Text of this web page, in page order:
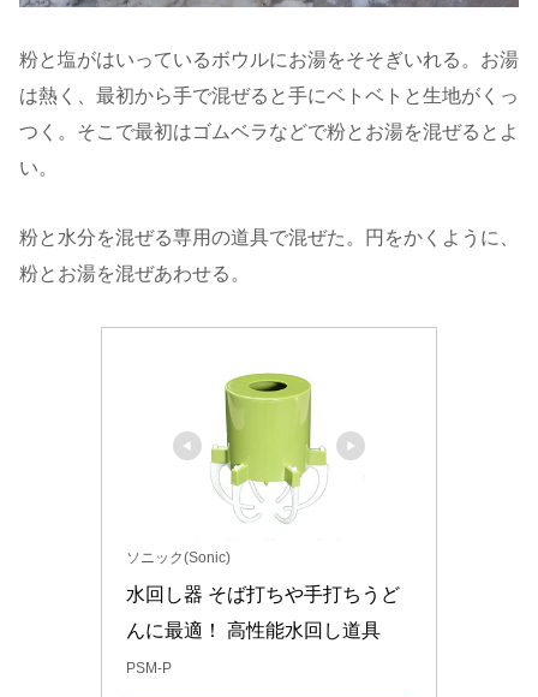
粉と塩がはいっているボウルにお湯をそそぎいれる。お湯
は熱く、最初から手で混ぜると手にベトベトと生地がくっ
つく。そこで最初はゴムベラなどで粉とお湯を混ぜるとよ
い。
粉と水分を混ぜる専用の道具で混ぜた。円をかくように、
粉とお湯を混ぜあわせる。
ソニック(Sonic)
水回し器 そば打ちや手打ちうど
んに最適！ 高性能水回し道具
PSM-P